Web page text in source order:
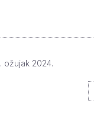
ožujak 2024.